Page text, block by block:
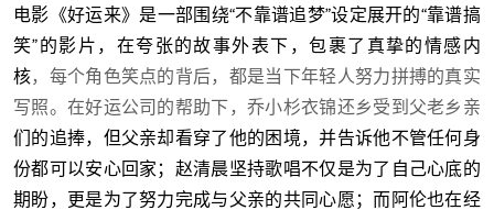
电影《好运来》是一部围绕“不靠谱追梦”设定展开的“靠谱搞
笑”的影片，在夸张的故事外表下，包裹了真挚的情感内
核，每个角色笑点的背后，都是当下年轻人努力拼搏的真实
写照。在好运公司的帮助下，乔小杉衣锦还乡受到父老乡亲
们的追捧，但父亲却看穿了他的困境，并告诉他不管任何身
份都可以安心回家；赵清晨坚持歌唱不仅是为了自己心底的
期盼，更是为了努力完成与父亲的共同心愿；而阿伦也在经